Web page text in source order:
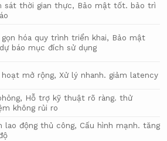
sát thời gian thực, Bảo mật tốt. bảo trì
gọn hóa quy trình triển khai, Bảo mật
dự báo mục đích sử dụng
hoạt mở rộng, Xử lý nhanh. giảm latency
Hỗ trợ kỹ thuật rõ ràng. thử
không rủi ro
lao động thủ công, Cấu hình mạnh. tăng